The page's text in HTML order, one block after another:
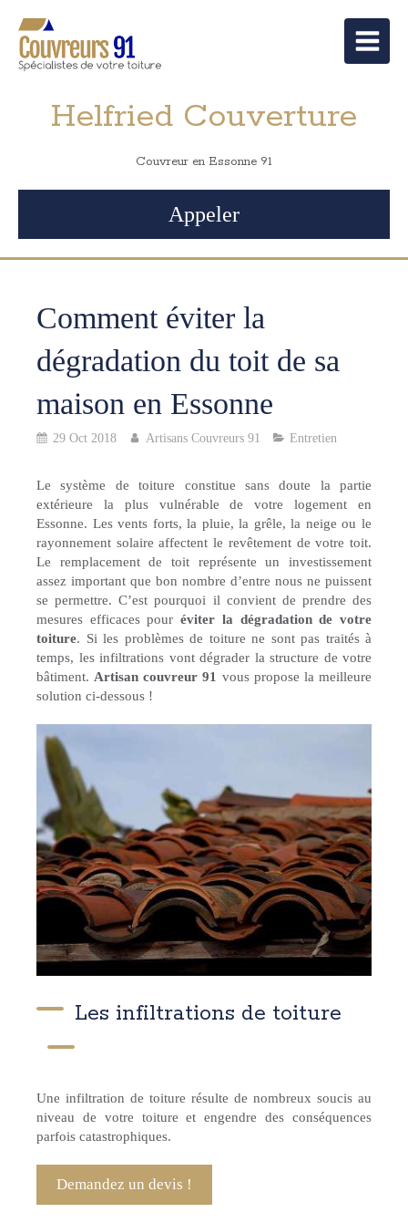
Helfried Couverture
Couvreur en Essonne 91
Appeler
Comment éviter la
dégradation du toit de sa
maison en Essonne
29 Oct 2018 Artisans Couvreurs 91 Entretien
Le système de toiture constitue sans doute la partie
extérieure la plus vulnérable de votre logement en
Essonne. Les vents forts, la pluie, la grêle, la neige ou le
rayonnement solaire affectent le revêtement de votre toit.
Le remplacement de toit représente un investissement
assez important que bon nombre d’entre nous ne puissent
se permettre. C’est pourquoi il convient de prendre des
mesures efficaces pouréviter la dégradation de votre
toiture. Si les problèmes de toiture ne sont pas traités à
temps, les infiltrations vont dégrader la structure de votre
bâtiment. Artisan couvreur 91 vous propose la meilleure
solution ci-dessous !
Les infiltrations de toiture
Une infiltration de toiture résulte de nombreux soucis au
niveau de votre toiture et engendre des conséquences
parfois catastrophiques.
Demandez un devis !